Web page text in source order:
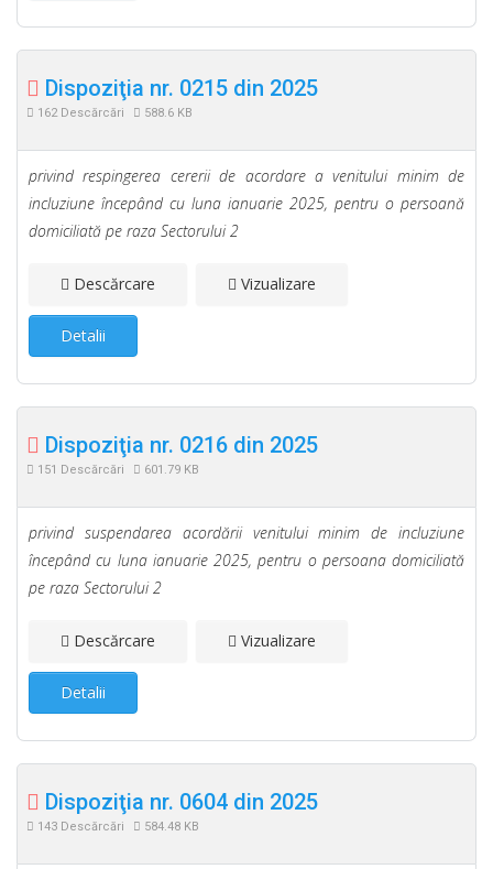
Dispoziţia nr. 0215 din 2025
162 Descărcări 588.6 KB
privind respingerea cererii de acordare a venitului minim de
incluziune începând cu luna ianuarie 2025, pentru o persoană
domiciliată pe raza Sectorului 2
Descărcare Vizualizare
Detalii
Dispoziţia nr. 0216 din 2025
151 Descărcări 601.79 KB
privind suspendarea acordării venitului minim de incluziune
începând cu luna ianuarie 2025, pentru o persoana domiciliată
pe raza Sectorului 2
Descărcare Vizualizare
Detalii
Dispoziţia nr. 0604 din 2025
143 Descărcări 584.48 KB